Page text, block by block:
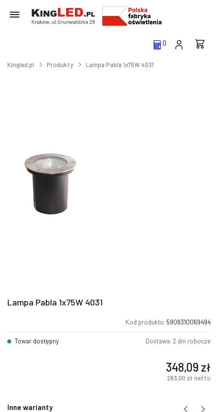
0
Kingled.pl Produkty Lampa Pabla 1x75W 4031
Lampa Pabla 1x75W 4031
Kod produktu: 5908310069494
Towar dostępny Dostawa: 2 dni robocze
348,09 zł
283,00 złnetto
Inne warianty